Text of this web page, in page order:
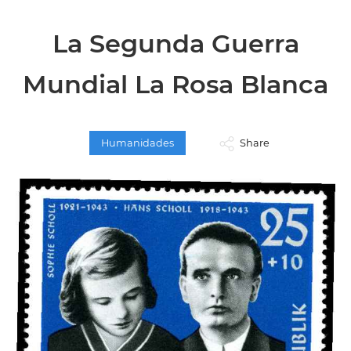
La Segunda Guerra
Mundial La Rosa Blanca
Humanidades Share